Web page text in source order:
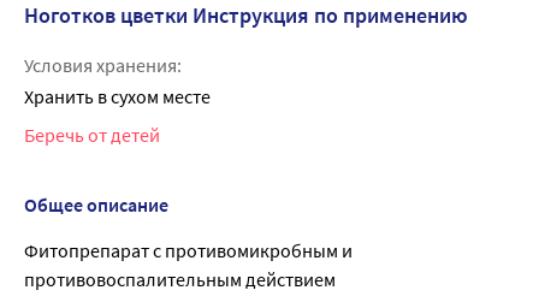
Ноготков цветки Инструкция по применению
Условия хранения:
Хранить в сухом месте
Беречь от детей
Общее описание
Фитопрепарат с противомикробным и
противовоспалительным действием